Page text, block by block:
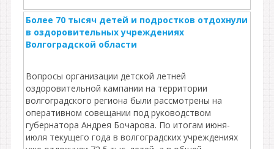
Более 70 тысяч детей и подростков отдохнули
в оздоровительных учреждениях
Волгоградской области
Вопросы организации детской летней
оздоровительной кампании на территории
волгоградского региона были рассмотрены на
оперативном совещании под руководством
губернатора Андрея Бочарова. По итогам июня-
июля текущего года в волгоградских учреждениях